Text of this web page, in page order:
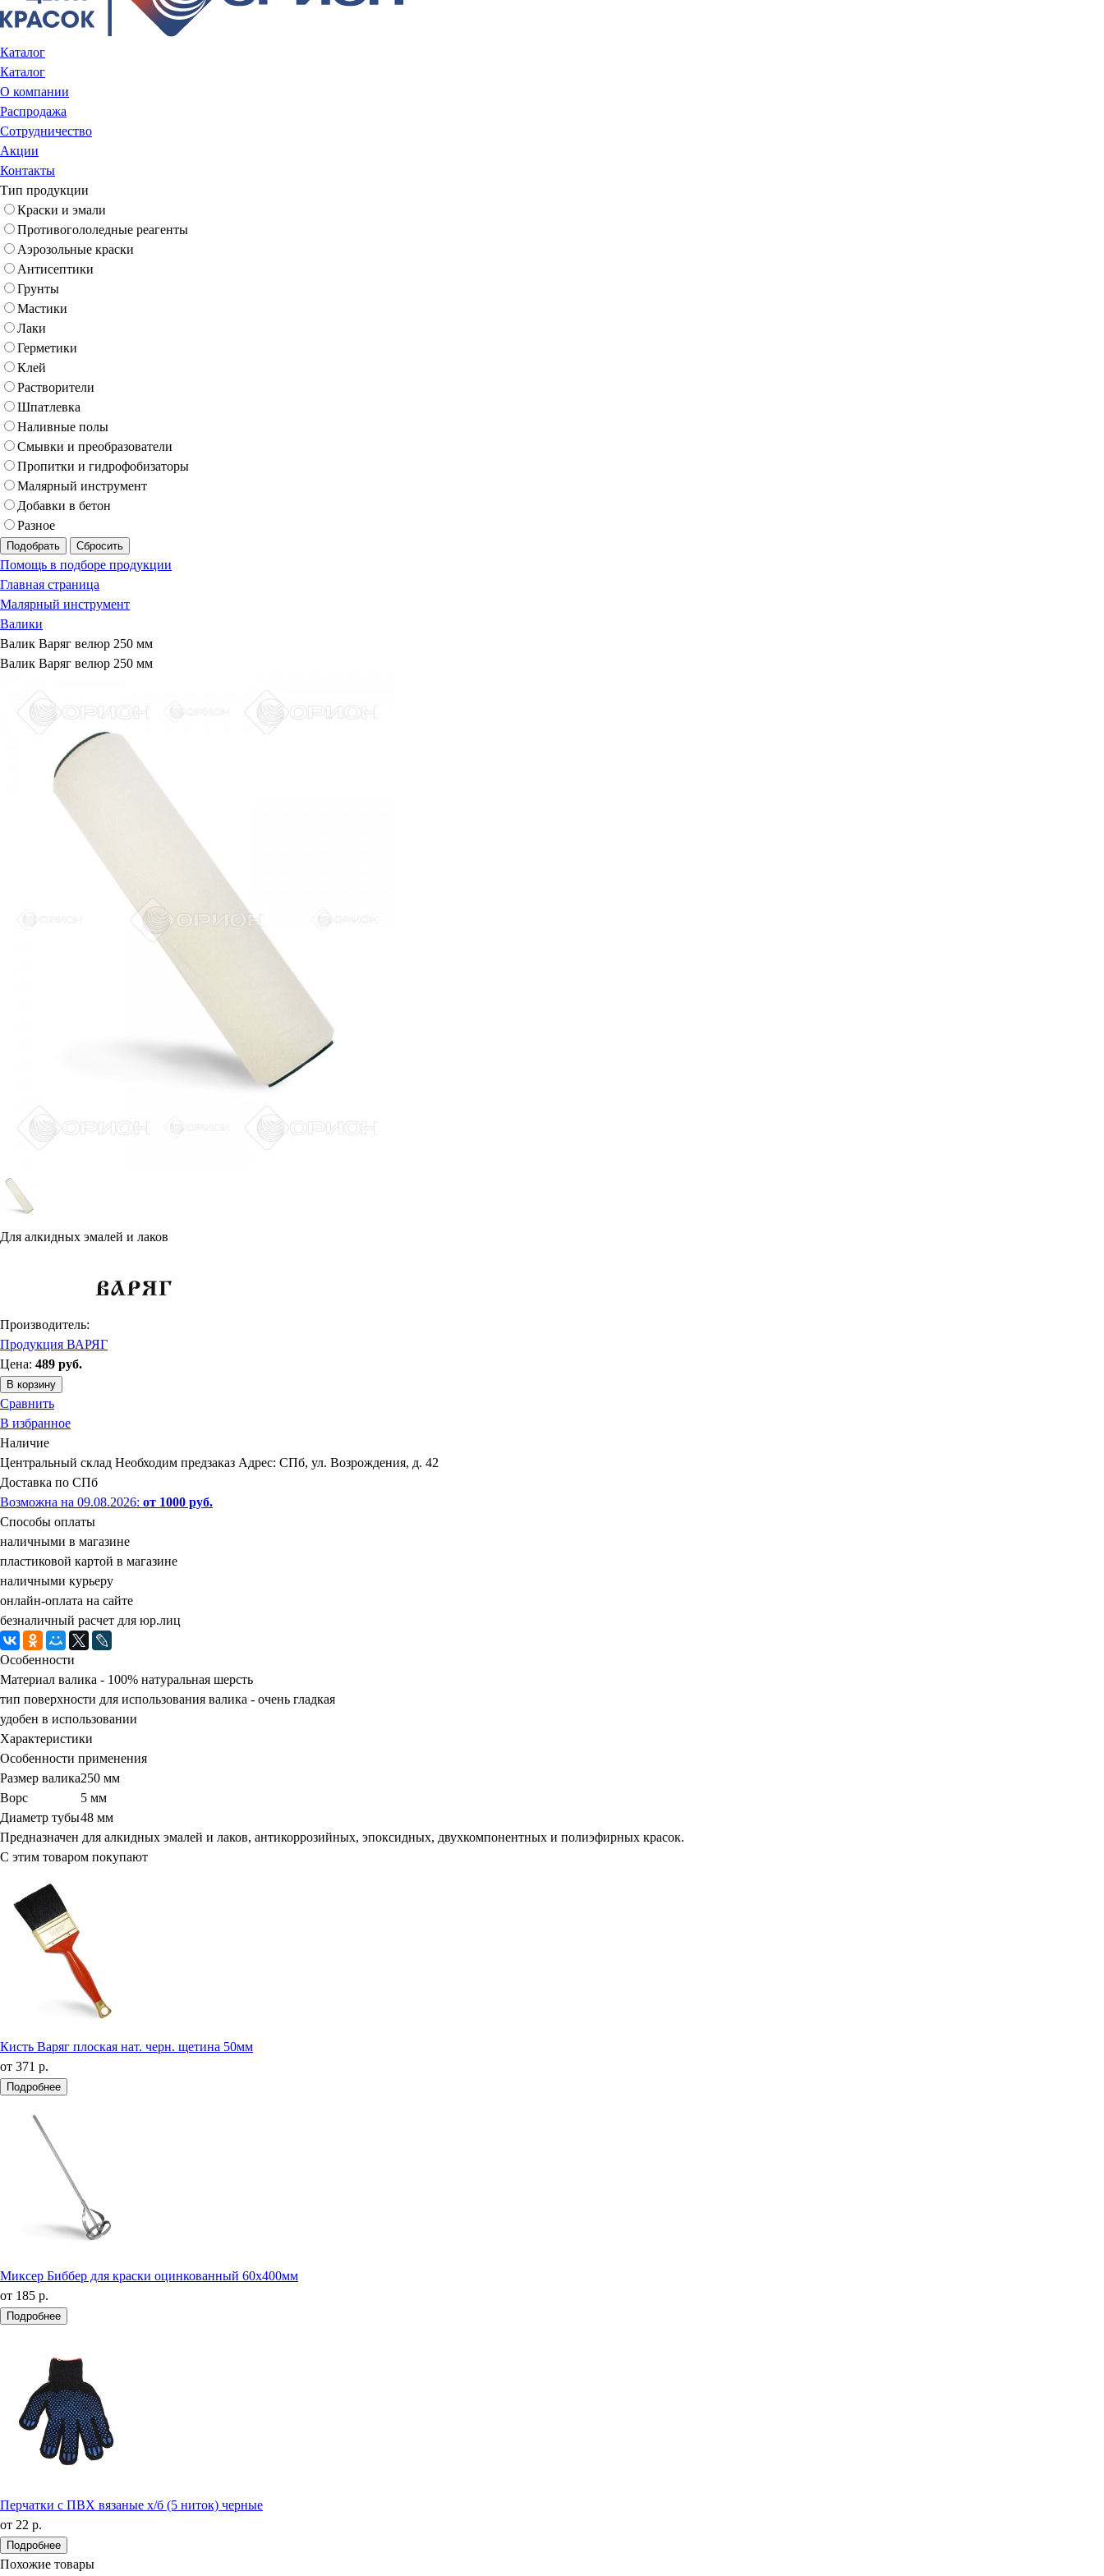
Каталог
Каталог
О компании
Распродажа
Сотрудничество
Акции
Контакты
Тип продукции
Краски и эмали
Противогололедные реагенты
Аэрозольные краски
Антисептики
Грунты
Мастики
Лаки
Герметики
Клей
Растворители
Шпатлевка
Наливные полы
Смывки и преобразователи
Пропитки и гидрофобизаторы
Малярный инструмент
Добавки в бетон
Разное
Подобрать Сбросить
Помощь в подборе продукции
Главная страница
Малярный инструмент
Валики
Валик Варяг велюр 250 мм
Валик Варяг велюр 250 мм
Для алкидных эмалей и лаков
Производитель:
Продукция ВАРЯГ
Цена: 489 руб.
В корзину
Сравнить
В избранное
Наличие
Центральный склад Необходим предзаказ Адрес: СПб, ул. Возрождения, д. 42
Доставка по СПб
Возможна на 09.08.2026: от 1000 руб.
Способы оплаты
наличными в магазине
пластиковой картой в магазине
наличными курьеру
онлайн-оплата на сайте
безналичный расчет для юр.лиц
Особенности
Материал валика - 100% натуральная шерсть
тип поверхности для использования валика - очень гладкая
удобен в использовании
Характеристики
Особенности применения
Размер валика250 мм
Ворс
5 мм
Диаметр тубы48 мм
Предназначен для алкидных эмалей и лаков, антикоррозийных, эпоксидных, двухкомпонентных и полиэфирных красок.
С этим товаром покупают
Кисть Варяг плоская нат. черн. щетина 50мм
от 371 р.
Подробнее
Миксер Биббер для краски оцинкованный 60х400мм
от 185 р.
Подробнее
Перчатки с ПВХ вязаные х/б (5 ниток) черные
от 22 р.
Подробнее
Похожие товары